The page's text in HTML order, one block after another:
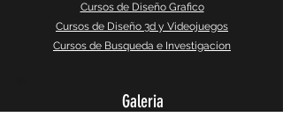
Cursos de Diseño Grafico
Cursos de Diseño 3d y Videojuegos
Cursos de Busqueda e Investigacion
Galeria